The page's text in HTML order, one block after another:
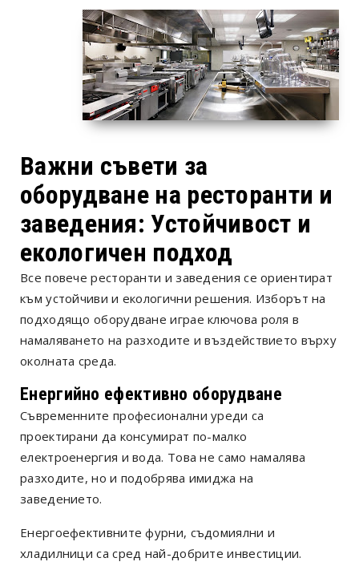
Важни съвети за
оборудване на ресторанти и
заведения: Устойчивост и
екологичен подход
Все повече ресторанти и заведения се ориентират
към устойчиви и екологични решения. Изборът на
подходящо оборудване играе ключова роля в
намаляването на разходите и въздействието върху
околната среда.
Енергийно ефективно оборудване
Съвременните професионални уреди са
проектирани да консумират по-малко
електроенергия и вода. Това не само намалява
разходите, но и подобрява имиджа на
заведението.
Енергоефективните фурни, съдомиялни и
хладилници са сред най-добрите инвестиции.